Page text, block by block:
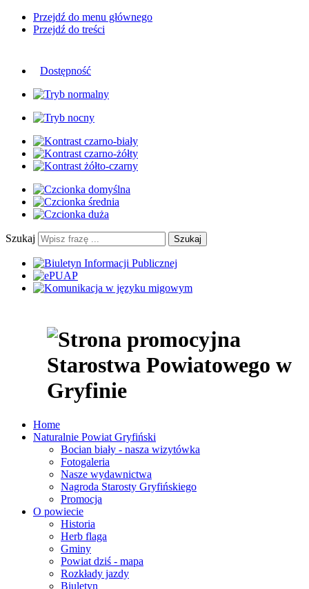
Przejdź do menu głównego
Przejdź do treści
Dostępność
Szukaj Szukaj
Home
Naturalnie Powiat Gryfiński
Bocian biały - nasza wizytówka
Fotogaleria
Nasze wydawnictwa
Nagroda Starosty Gryfińskiego
Promocja
O powiecie
Historia
Herb flaga
Gminy
Powiat dziś - mapa
Rozkłady jazdy
Biuletyn